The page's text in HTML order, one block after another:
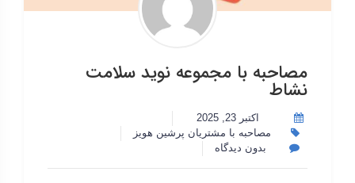
مصاحبه با مجموعه نوید سلامت
نشاط
اکتبر 23, 2025
مصاحبه با مشتریان پرشین هویز
بدون دیدگاه